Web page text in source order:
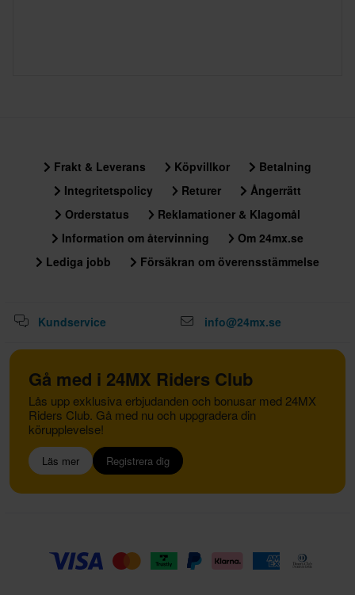
Frakt & Leverans Köpvillkor
Betalning
Integritetspolicy
Returer
Ångerrätt
Orderstatus
Reklamationer & Klagomål
Information om återvinning
Om 24mx.se
Lediga jobb
Försäkran om överensstämmelse
Kundservice info@24mx.se
Gå med i 24MX Riders Club
Lås upp exklusiva erbjudanden och bonusar med 24MX
Riders Club. Gå med nu och uppgradera din
körupplevelse!
Läs mer Registrera dig